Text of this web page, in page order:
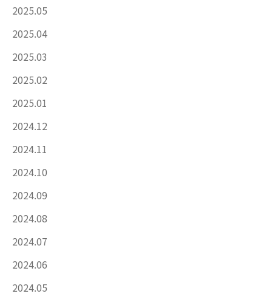
2025.05
2025.04
2025.03
2025.02
2025.01
2024.12
2024.11
2024.10
2024.09
2024.08
2024.07
2024.06
2024.05